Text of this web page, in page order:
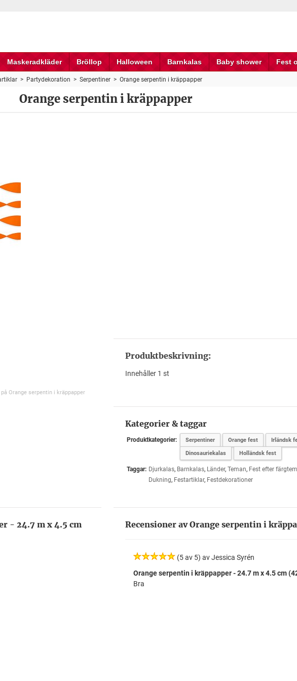
Maskeradkläder Bröllop Halloween Barnkalas Baby shower Fest
> Partydekoration > Serpentiner> Orange serpentin i kräppapper
Orange serpentin i kräppapper
Orange serpentin i kräppapper
Produktbeskrivning:
Innehåller 1 st
Kategorier & taggar
Produktkategorier: Serpentiner Orange fest Irländsk
Dinosauriekalas
Holländsk fest
Taggar: Djurkalas, Barnkalas, Länder, Teman, Fest efter
Dukning, Festartiklar, Festdekorationer
- 24.7 m x 4.5 cm Recensioner av Orange serpentin i
(5 av 5) av Jessica Syrén
Orange serpentin i kräppapper - 24.7 m x 4.5 cm
Bra